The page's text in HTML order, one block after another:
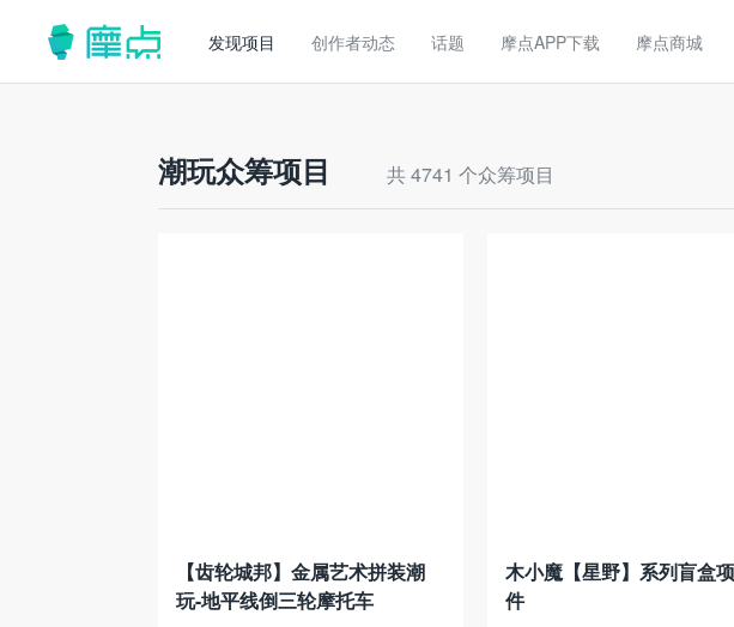
发现项目 创作者动态 话题 摩点APP下载 摩点商城
潮玩众筹项目 共 4741 个众筹项目
【齿轮城邦】金属艺术拼装潮
玩-地平线倒三轮摩托车
木小魔【星野】系列盲盒
件